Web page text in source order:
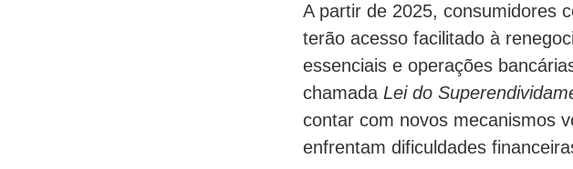
A partir de 2025, consumidores
terão acesso facilitado à
essenciais e operações
chamada Lei do
contar com novos mecanismos
enfrentam dificuldades